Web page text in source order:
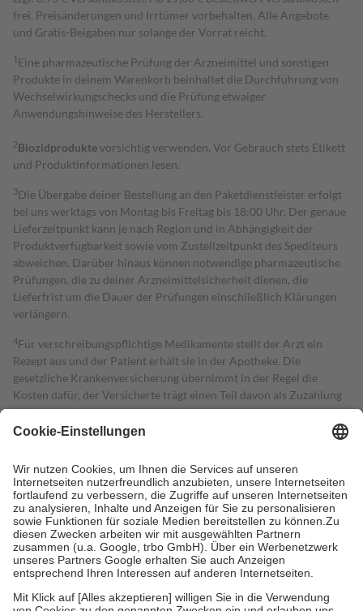
frei. Preisänderungen und Irrtümer vorbehalten. Alle Angebote
und Gratis-Beigaben nur solange der Vorrat reicht.
1 Eine pharmazeutische Prüfung der Arzneimittel und sonstigen
Produkte in deinem Warenkorb beinhaltet die Durchführung von
Wechselwirkungschecks und die Prüfung etwaiger
Anwendungshinweise des Herstellers.
2Biozidproduktevorsichtig verwenden. Vor Gebrauch stets Etikett
und Produktinformationen lesen.
3Die Übergabe deiner Bestellung an den Paketdienstleister erfolgt
bei uns werktags von Montag bis Freitag bis 18:00 Uhr. Der genaue
Lieferzeitpunkt kann je nach Region und in Abhängigkeit der
Produktverfügbarkeit sowie vom Zustellzeitpunkt des Spediteurs
abweichen. Darüber hinaus können notwendige pharmazeutische
Prüfungen, die zu deiner Arzneimittelsicherheit dienen, die
Lieferfrist um die Dauer der Prüfungen einschließlich Klärungen
verlängern.
4Für verschreibungspflichtige Medikamente stellt der Arzt ein
Rezept aus und der Patient erhält sie in der Apotheke. Die
gesetzliche Krankenversicherung übernimmt in der Regel die
Kosten dafür, der Versicherte trägt einen Teil davon als Zuzahlung
mit.
Grundsätzlich leisten Mitglieder Zuzahlungen in Höhe von zehn
höchstens zehn Euro.
Es sind jedoch nie mehr als die tatsächlichen
Kosten der Leistung zu entrichten.
Diese Regeln gelten grundsätzlich auch für Online-Apotheken.
Bei Heilmitteln und häuslicher Krankenpflege beträgt die
Zuzahlung zehn Prozent der Kosten sowie zehn Euro je
Verordnung.
Um das Engagement der Versicherten für ihre eigene Gesundheit zu
stärken und die besondere Stellung der Familie zu unterstützen,
fallenkeine Zuzahlungenan bei: